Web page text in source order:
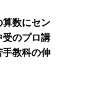
算数にセン
受のプロ講
教科の伸